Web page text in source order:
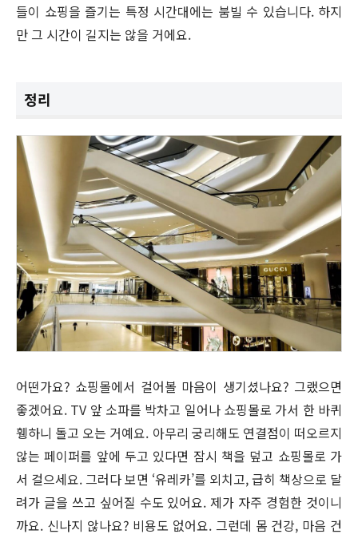
들이 쇼핑을 즐기는 특정 시간대에는 붐빌 수 있습니다. 하지
만 그 시간이 길지는 않을 거에요.
정리
어떤가요? 쇼핑몰에서 걸어볼 마음이 생기셨나요? 그랬으면
좋겠어요. TV 앞 소파를 박차고 일어나 쇼핑몰로 가서 한 바퀴
휑하니 돌고 오는 거예요. 아무리 궁리해도 연결점이 떠오르지
않는 페이퍼를 앞에 두고 있다면 잠시 책을 덮고 쇼핑몰로 가
서 걸으세요. 그러다 보면 ‘유레카’를 외치고, 급히 책상으로 달
려가 글을 쓰고 싶어질 수도 있어요. 제가 자주 경험한 것이니
까요. 신나지 않나요? 비용도 없어요. 그런데 몸 건강, 마음 건